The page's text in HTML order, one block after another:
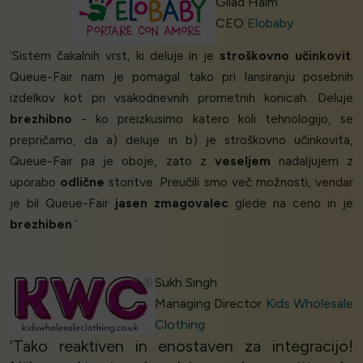
CEO Elobaby
‘Sistem čakalnih vrst, ki deluje in je stroškovno učinkovit.
Queue-Fair nam je pomagal tako pri lansiranju posebnih
izdelkov kot pri vsakodnevnih prometnih konicah. Deluje
brezhibno - ko preizkusimo katero koli tehnologijo, se
prepričamo, da a) deluje in b) je stroškovno učinkovita,
Queue-Fair pa je oboje, zato z veseljem nadaljujem z
uporabo odlične storitve. Preučili smo več možnosti, vendar
je bil Queue-Fair jasen zmagovalec glede na ceno in je
brezhiben.’
Sukh Singh
Managing Director Kids Wholesale
Clothing
‘Tako reaktiven in enostaven za integracijo!